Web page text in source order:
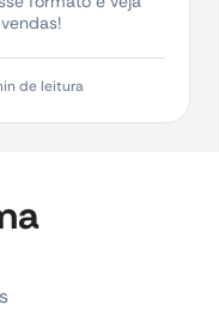
de leitura